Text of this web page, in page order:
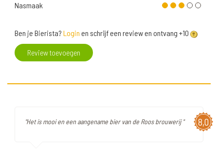
Nasmaak
Ben je Bierista? Login en schrijf een review en ontvang +10
Review toevoegen
8,0
"Het is mooi en een aangename bier van de Roos brouwerij "